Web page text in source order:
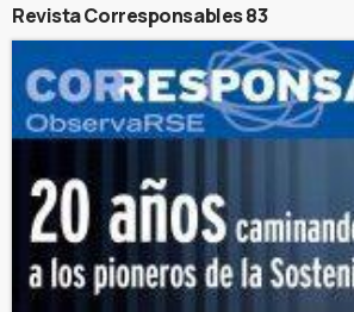
Revista Corresponsables 83